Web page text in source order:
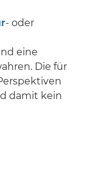
- oder
eine
Die für
damit kein